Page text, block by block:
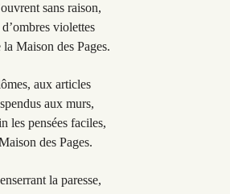
sans raison,
violettes
Maison des Pages.
aux articles
aux murs,
les pensées faciles,
des Pages.
la paresse,